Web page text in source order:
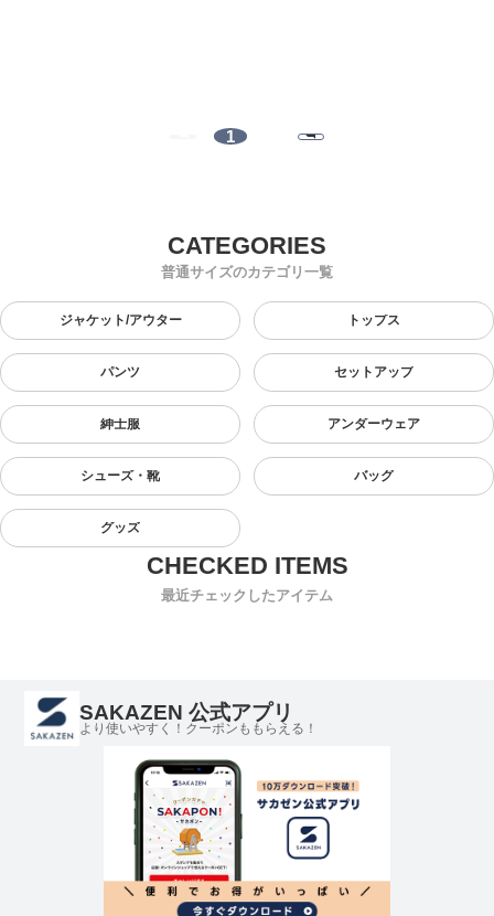
1
普通サイズのカテゴリ一覧
ジャケット/アウター トップス
パンツ セットアップ
紳士服 アンダーウェア
シューズ・靴 バッグ
グッズ
最近チェックしたアイテム
SAKAZEN 公式アプリ
より使いやすく！クーポンももらえる！